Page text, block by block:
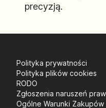
precyzją.
Polityka prywatności
Polityka plików cookies
RODO
Zgłoszenia naruszeń
Ogólne Warunki Zakupów